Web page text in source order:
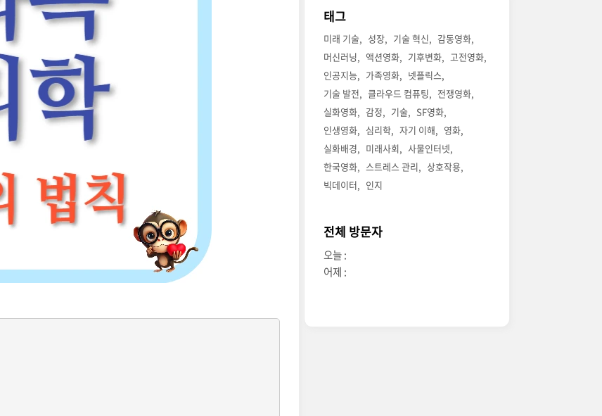
태그
미래 기술 성장 기술 혁신
감동영화
머신러닝
액션영화 기후변화
고전영화
인공지능
가족영화
넷플릭스
기술 발전
클라우드 컴퓨팅
전쟁영화
실화영화
감정 기술
SF영화
인생영화
심리학 자기 이해
영화
실화배경
미래사회
사물인터넷
한국영화
스트레스 관리
상호작용
빅데이터
인지
전체 방문자
오늘 :
어제 :